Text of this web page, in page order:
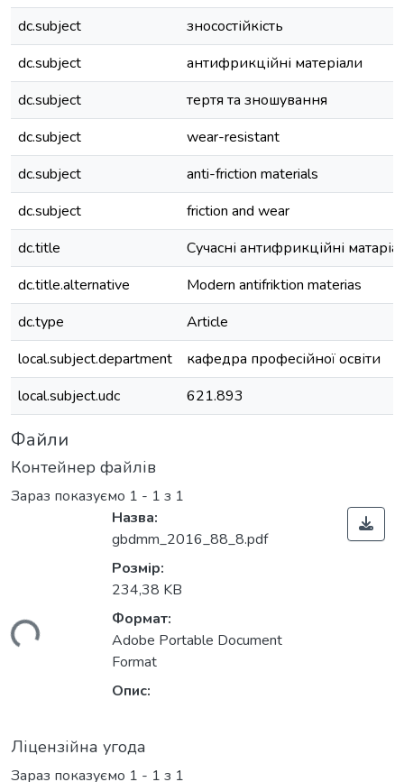
dc.subject
зносостійкість
dc.subject
антифрикційні матеріали
dc.subject
тертя та зношування
dc.subject
wear-resistant
dc.subject
anti-friction materials
dc.subject
friction and wear
dc.title
Сучасні антифрикційні
dc.title.alternative
Modern antifriktion materias
dc.type
Article
local.subject.department
кафедра професійної освіти
local.subject.udc
621.893
Файли
Контейнер файлів
Зараз показуємо 1 - 1 з 1
Назва:
gbdmm_2016_88_8.pdf
Розмір:
234,38 KB
Формат:
Adobe Portable Document
Format
Опис:
Ліцензійна угода
Зараз показуємо 1 - 1 з 1